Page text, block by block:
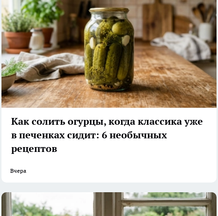
Как солить огурцы, когда классика уже
в печенках сидит: 6 необычных
рецептов
Вчера